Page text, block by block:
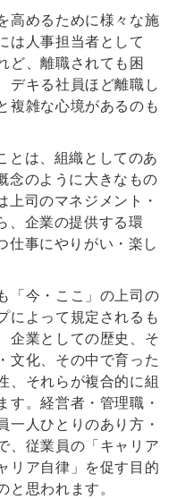
高めるために様々な施
は人事担当者として
ど、離職されても困
デキる社員ほど離職し
複雑な心境があるのも
とは、組織としてのあ
念のように大きなもの
上司のマネジメント・
、企業の提供する環
仕事にやりがい・楽し
「今・ここ」の上司の
によって規定されるも
企業としての歴史、そ
文化、その中で育った
、それらが複合的に組
す。経営者・管理職・
一人ひとりのあり方・
、従業員の「キャリア
リア自律」を促す目的
思われます。